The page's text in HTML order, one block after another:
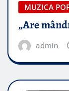
MUZICA
„Are
admin